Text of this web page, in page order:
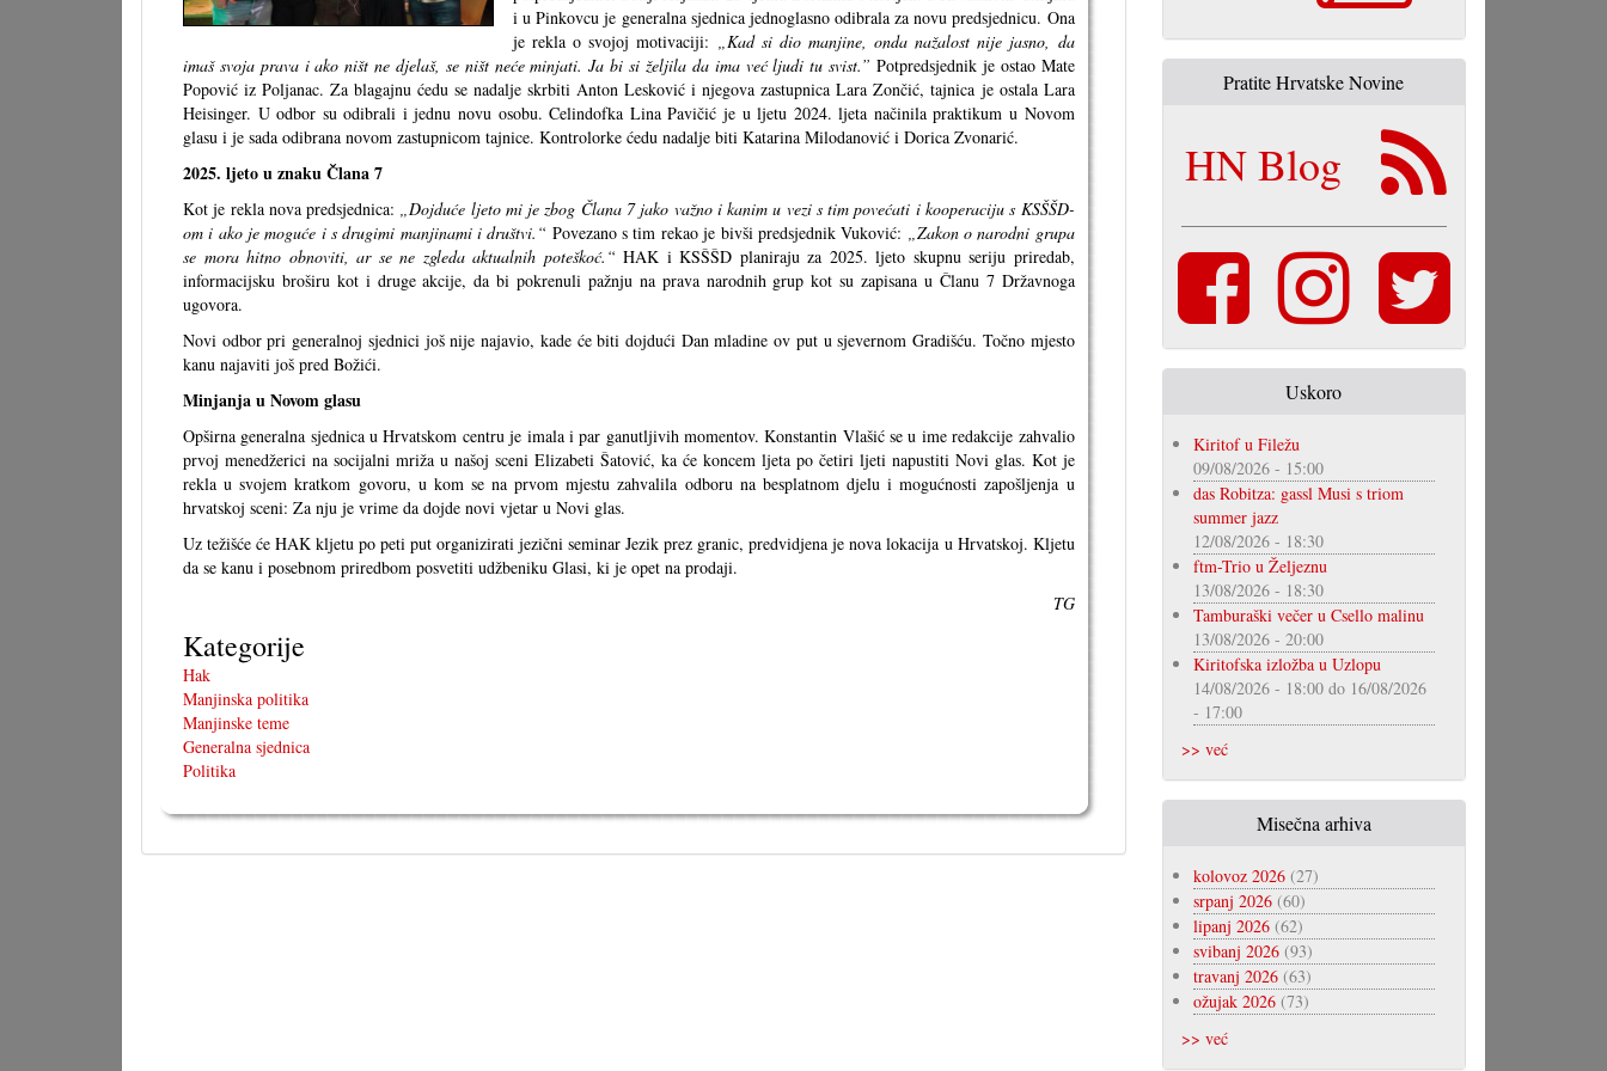
i u Pinkovcu je generalna sjednica jednoglasno odibrala za novu predsjednicu. Ona
je rekla o svojoj motivaciji: „Kad si dio manjine, onda nažalost nije jasno, da
imaš svoja prava i ako ništ ne djelaš, se ništ neće minjati. Ja bi si željila da ima već ljudi tu svist.” Potpredsjednik je ostao Mate
Popović iz Poljanac. Za blagajnu ćedu se nadalje skrbiti Anton Lesković i njegova zastupnica Lara Zončić, tajnica je ostala Lara
Heisinger. U odbor su odibrali i jednu novu osobu. Celindofka Lina Pavičić je u ljetu 2024. ljeta načinila praktikum u Novom
glasu i je sada odibrana novom zastupnicom tajnice. Kontrolorke ćedu nadalje biti Katarina Milodanović i Dorica Zvonarić.
2025. ljeto u znaku Člana 7
Kot je rekla nova predsjednica: „Dojduće ljeto mi je zbog Člana 7 jako važno i kanim u vezi s tim povećati i kooperaciju s KSŠŠD-
om i ako je moguće i s drugimi manjinami i društvi.“ Povezano s tim rekao je bivši predsjednik Vuković: „Zakon o narodni grupa
se mora hitno obnoviti, ar se ne zgleda aktualnih poteškoć.“ HAK i KSŠŠD planiraju za 2025. ljeto skupnu seriju priredab,
informacijsku broširu kot i druge akcije, da bi pokrenuli pažnju na prava narodnih grup kot su zapisana u Članu 7 Državnoga
ugovora.
Novi odbor pri generalnoj sjednici još nije najavio, kade će biti dojdući Dan mladine ov put u sjevernom Gradišću. Točno mjesto
kanu najaviti još pred Božići.
Minjanja u Novom glasu
Opširna generalna sjednica u Hrvatskom centru je imala i par ganutljivih momentov. Konstantin Vlašić se u ime redakcije zahvalio
prvoj menedžerici na socijalni mriža u našoj sceni Elizabeti Šatović, ka će koncem ljeta po četiri ljeti napustiti Novi glas. Kot je
rekla u svojem kratkom govoru, u kom se na prvom mjestu zahvalila odboru na besplatnom djelu i mogućnosti zapošljenja u
hrvatskoj sceni: Za nju je vrime da dojde novi vjetar u Novi glas.
Uz težišće će HAK kljetu po peti put organizirati jezični seminar Jezik prez granic, predvidjena je nova lokacija u Hrvatskoj. Kljetu
da se kanu i posebnom priredbom posvetiti udžbeniku Glasi, ki je opet na prodaji.
TG
Kategorije
Hak
Manjinska politika
Manjinske teme
Generalna sjednica
Politika
Pratite Hrvatske Novine
HN Blog
Uskoro
Kiritof u Filežu
09/08/2026 - 15:00
das Robitza: gassl Musi s triom
summer jazz
12/08/2026 - 18:30
ftm-Trio u Željeznu
13/08/2026 - 18:30
Tamburaški večer u Csello malinu
13/08/2026 - 20:00
Kiritofska izložba u Uzlopu
14/08/2026 - 18:00do 16/08/2026
- 17:00
>> već
Misečna arhiva
kolovoz 2026(27)
srpanj 2026(60)
lipanj 2026(62)
svibanj 2026(93)
travanj 2026(63)
ožujak 2026(73)
>> već